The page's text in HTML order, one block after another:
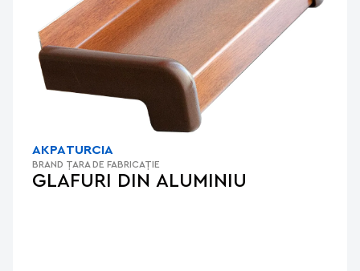
GLAFURI DIN ALUMINIU
AKPA
BRAND
TURCIA
ȚARA DE FABRICAȚIE